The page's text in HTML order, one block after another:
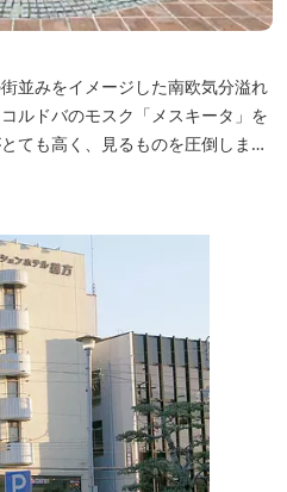
並みをイメージした南欧気分溢れ
ルドバのモスク「メスキータ」を
ても高く、見るものを圧倒しま
、セビリア、グラナダの街を再現
でも異国感を満喫できます。 ス
ークの夢の続きが見られるキャラ